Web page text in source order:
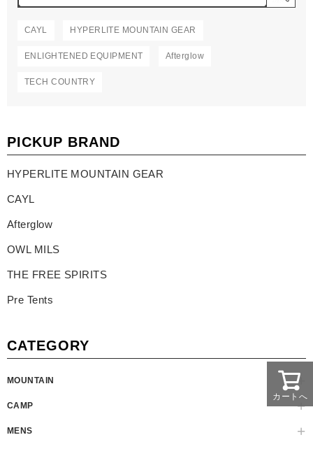
CAYL HYPERLITE MOUNTAIN GEAR
ENLIGHTENED EQUIPMENT Afterglow
TECH COUNTRY
PICKUP BRAND
HYPERLITE MOUNTAIN GEAR
CAYL
Afterglow
OWL MILS
THE FREE SPIRITS
Pre Tents
CATEGORY
MOUNTAIN
CAMP
MENS
カートへ